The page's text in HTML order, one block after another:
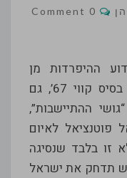
Comments
0 Comment
ההיפרדות מן
הפלסטינים ביהודה ושומרון על בסיס קווי 67’, גם
ההתיישבות”,
פוטנציאל לאיום
זו בלבד שנסיגה
תדחק את ישראל